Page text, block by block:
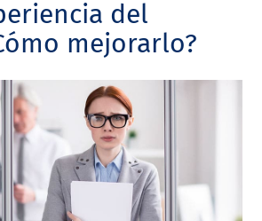
del
mejorarlo?